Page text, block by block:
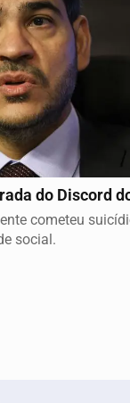
do Discord
cometeu
social.